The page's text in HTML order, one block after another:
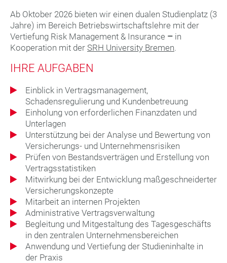
Ab Oktober 2026 bieten wir einen dualen Studienplatz (3
Jahre) im Bereich Betriebswirtschaftslehre mit der
Vertiefung Risk Management & Insurance – in
Kooperation mit der SRH University Bremen.
IHRE AUFGABEN
Einblick in Vertragsmanagement,
Schadensregulierung und Kundenbetreuung
Einholung von erforderlichen Finanzdaten und
Unterlagen
Unterstützung bei der Analyse und Bewertung von
Versicherungs- und Unternehmensrisiken
Prüfen von Bestandsverträgen und Erstellung von
Vertragsstatistiken
Mitwirkung bei der Entwicklung maßgeschneiderter
Versicherungskonzepte
Mitarbeit an internen Projekten
Administrative Vertragsverwaltung
Begleitung und Mitgestaltung des Tagesgeschäfts
in den zentralen Unternehmensbereichen
Anwendung und Vertiefung der Studieninhalte in
der Praxis